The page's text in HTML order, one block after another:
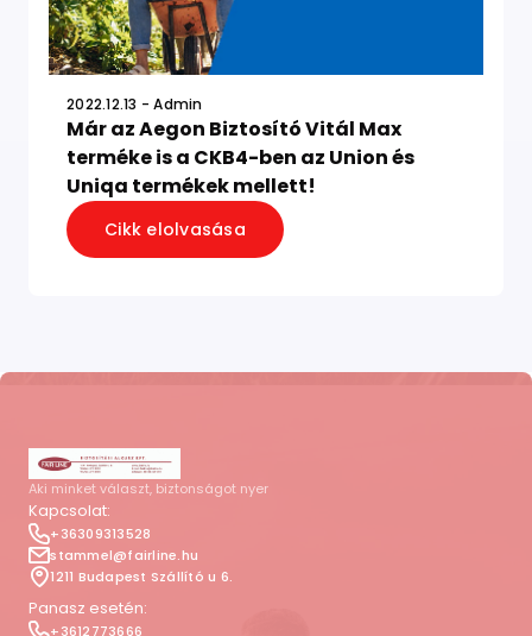
2022.12.13 - Admin
Már az Aegon Biztosító Vitál Max
terméke is a CKB4-ben az Union és
Uniqa termékek mellett!
Cikk elolvasása
Aki minket választ, biztonságot nyer
Kapcsolat:
+36309313528
stammel@fairline.hu
1211 Budapest Szállító u 6.
Panasz esetén:
+3612773666